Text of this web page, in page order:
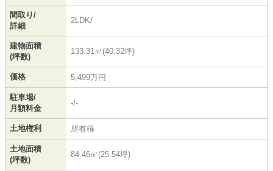
間取り/
詳細
2LDK/
建物面積
(坪数)
133.31㎡(40.32坪)
価格 5,499万円
駐車場/
月額料金
-/-
土地権利 所有権
土地面積
(坪数)
84.46㎡(25.54坪)